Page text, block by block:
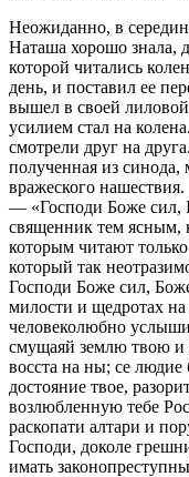
Неожиданно, в
Наташа хорошо знала,
которой читались
день, и поставил ее
вышел в своей
усилием стал на
смотрели друг на
полученная из синода,
вражеского нашествия.
— «Господи Боже сил,
священник тем
которым читают
который так
Господи Боже сил,
милости и щедротах
человеколюбно
смущаяй землю твою и
восста на ны; се людие
достояние твое,
возлюбленную тебе
раскопати алтари и
Господи, доколе
имать